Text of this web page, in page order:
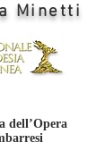
Minetti
dell’Opera